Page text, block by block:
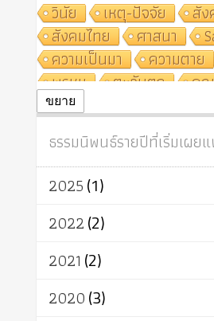
วินัย
เหตุ-ปัจจัย สั
สังคมไทย
ศาสนา
ความเป็นมา
ความตาย
พรหม
ตะวันตก
คุ
ปฏิจจสมุปบาท
ศาสนาประ
อินเดีย
ผู้บริโภค
ธร
จักร
การแยกรัฐกับศาส
เทคโนโลยี
สิทธิ
พุทธบริษัท
อัตถะ
เทวดา
ขยาย
ธรรมนิพนธ์รายปีที่เริ่มเผย
2025(1)
2022(2)
2021 (2)
2020(3)